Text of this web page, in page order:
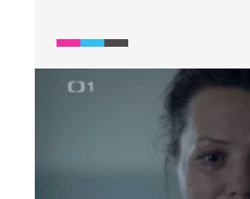
dlouholetý kamarád a
sexuálně obtěžuje chlapce.